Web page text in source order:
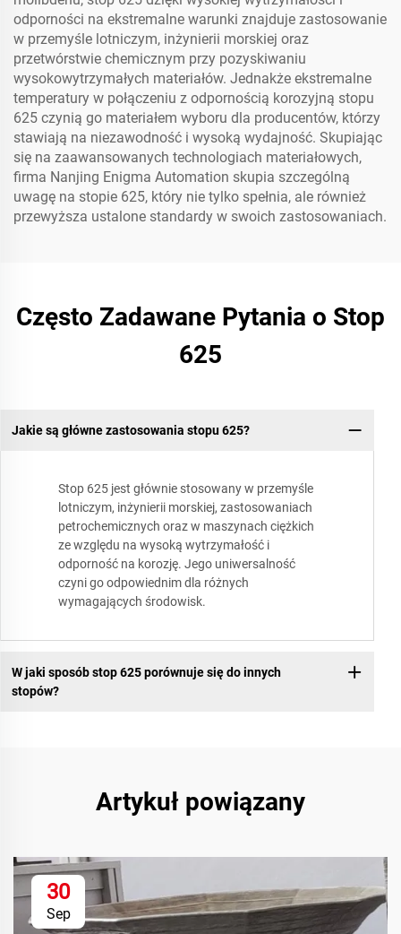
odporności na ekstremalne warunki znajduje zastosowanie
w przemyśle lotniczym, inżynierii morskiej oraz
przetwórstwie chemicznym przy pozyskiwaniu
wysokowytrzymałych materiałów. Jednakże ekstremalne
temperatury w połączeniu z odpornością korozyjną stopu
625 czynią go materiałem wyboru dla producentów, którzy
stawiają na niezawodność i wysoką wydajność. Skupiając
się na zaawansowanych technologiach materiałowych,
firma Nanjing Enigma Automation skupia szczególną
uwagę na stopie 625, który nie tylko spełnia, ale również
przewyższa ustalone standardy w swoich zastosowaniach.
Często Zadawane Pytania o Stop
625
Jakie są główne zastosowania stopu 625?
Stop 625 jest głównie stosowany w przemyśle
lotniczym, inżynierii morskiej, zastosowaniach
petrochemicznych oraz w maszynach ciężkich
ze względu na wysoką wytrzymałość i
odporność na korozję. Jego uniwersalność
czyni go odpowiednim dla różnych
wymagających środowisk.
W jaki sposób stop 625 porównuje się do innych
stopów?
Artykuł powiązany
30
Sep